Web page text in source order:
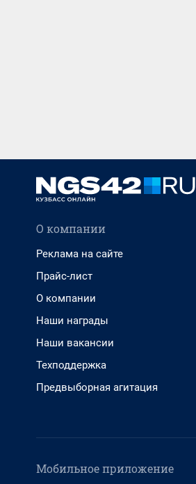
О компании
Реклама на сайте
Прайс-лист
О компании
Наши награды
Наши вакансии
Техподдержка
Предвыборная агитация
Мобильное приложение